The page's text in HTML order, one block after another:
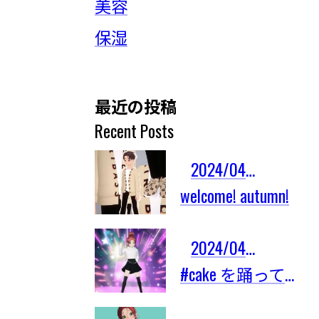
美容
保湿
最近の投稿
Recent Posts
2024/04/03
welcome! autumn!
2024/04/03
#cake を踊ってみたよ！